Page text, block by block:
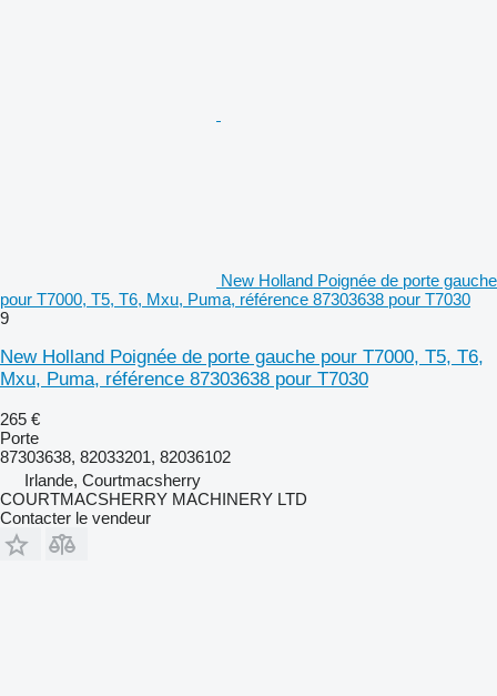
New Holland Poignée de porte gauche
pour T7000, T5, T6, Mxu, Puma, référence 87303638 pour T7030
9
New Holland Poignée de porte gauche pour T7000, T5, T6,
Mxu, Puma, référence 87303638 pour T7030
265 €
Porte
87303638, 82033201, 82036102
Irlande, Courtmacsherry
COURTMACSHERRY MACHINERY LTD
Contacter le vendeur